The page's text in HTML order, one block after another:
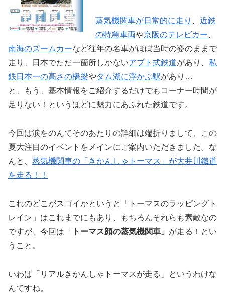
蒸気機関車が日常的に走り
近鉄
の特急車両や京阪のテレビカー
南海のズームカーなど往年の名車がほぼ当時の姿のままで
走り、日本でただ一箇所しかないアプト式鉄道があり、 私
鉄日本一の高さの橋梁やダム湖に浮かぶ駅があり…
と、もう、基本情報をご紹介するだけでもコーナー時間が
足りない！というほどに魅力にあふれた鉄道です。
今回は涙をのんでそのあたりの詳細は端折りまして、この
夏大注目のイベントをメインにご案内いただきました。な
んと、 蒸気機関車の「きかんしゃトーマス」が大井川鐵道
を走る！！
これのどこがスゴイかというと「トーマスのラッピングト
レイン」はこれまでにもあり、もちろんそれらも素敵なの
ですが、今回は「
トーマス顔の蒸気機関車」 が走る！とい
うこと。
いわば「リアルきかんしゃトーマスが走る」というわけな
んですね。